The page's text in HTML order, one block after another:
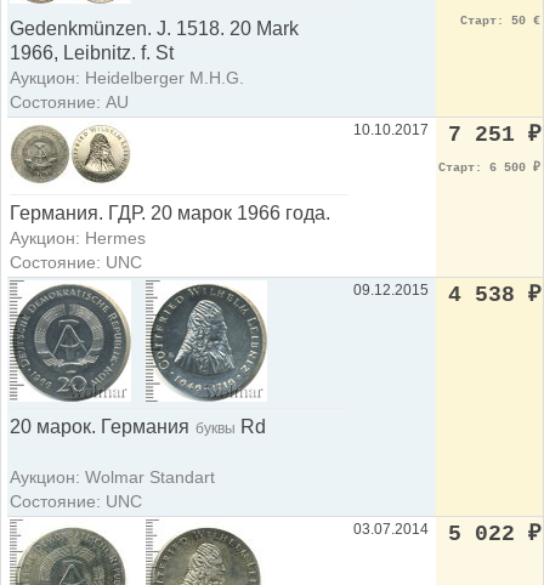
Gedenkmünzen. J. 1518. 20 Mark
1966, Leibnitz. f. St
Аукцион: Heidelberger M.H.G.
Состояние: AU
Старт: 50 €
Германия. ГДР. 20 марок 1966 года.
Аукцион: Hermes
Состояние: UNC
10.10.2017 7 251 ₽
Старт: 6 500 ₽
20 марок. Германия буквы Rd
Аукцион: Wolmar Standart
Состояние: UNC
09.12.2015 4 538 ₽
03.07.2014 5 022 ₽